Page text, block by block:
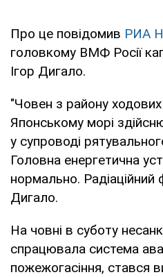
Про це повідомив РИА
головкому ВМФ Росії
Ігор Дигало.
"Човен з району
Японському морі
у супроводі
Головна енергетична
нормально. Радіаційний
Дигало.
На човні в суботу
спрацювала система
пожежогасіння, стався